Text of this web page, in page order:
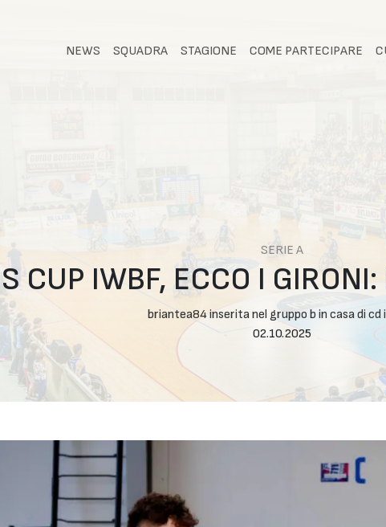
NEWS SQUADRA STAGIONE COME PARTECIPARE
SERIE A
CUP IWBF, ECCO I
briantea84 inserita nel gruppo b in casa di cd
02.10.2025